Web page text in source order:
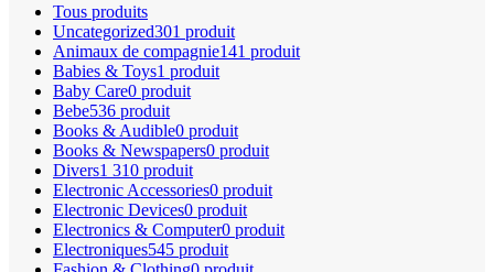
Tous produits
Uncategorized301 produit
Animaux de compagnie141 produit
Babies & Toys1 produit
Baby Care0 produit
Bebe536 produit
Books & Audible0 produit
Books & Newspapers0 produit
Divers1 310 produit
Electronic Accessories0 produit
Electronic Devices0 produit
Electronics & Computer0 produit
Electroniques545 produit